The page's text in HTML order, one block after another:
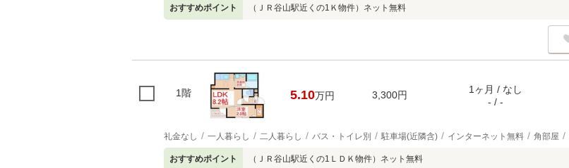
おすすめポイント （ＪＲ谷山駅近くの1Ｋ物件）ネット無料
1階 5.10万円 3,300円
1ヶ月 / なし
- / -
礼金なし 一人暮らし 二人暮らし バス・トイレ別 駐車場(近隣含) インターネット無料 角部屋
おすすめポイント （ＪＲ谷山駅近くの1ＬＤＫ物件）ネット無料